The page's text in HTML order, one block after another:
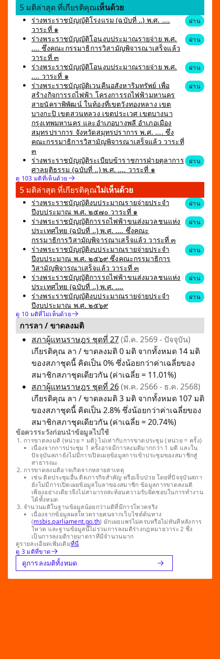
5 มติล่าสุด ที่เกียรติคุณเห็นด้วย
ร่างพระราชบัญญัติโรงแรม (ฉบับที่ ..) พ.ศ. ....
วาระที่ ๑
ผ่าน
ร่างพระราชบัญญัติโอนงบประมาณรายจ่าย พ.ศ.
.... ซึ่งคณะกรรมาธิการวิสามัญพิจารณาเสร็จแล้ว
วาระที่ ๓
ผ่าน
ร่างพระราชบัญญัติโอนงบประมาณรายจ่าย พ.ศ.
.... วาระที่ ๑
ผ่าน
ร่างพระราชบัญญัติเวนคืนอสังหาริมทรัพย์ เพื่อ
สร้างกิจการรถไฟฟ้า โครงการรถไฟฟ้ามหานคร
สายนัคราพิพัฒน์ ในท้องที่เขตวังทองหลาง เขต
บางกะปิ เขตสวนหลวง เขตประเวศ เขตบางนา
กรุงเทพมหานคร และอำเภอบางพลี อำเภอเมือง
สมุทรปราการ จังหวัดสมุทรปราการ พ.ศ. .... ซึ่ง
คณะกรรมาธิการวิสามัญพิจารณาเสร็จแล้ว วาระที่
๓
ผ่าน
ร่างพระราชบัญญัติระเบียบข้าราชการฝ่ายตุลาการ
ศาลยุติธรรม (ฉบับที่ ..) พ.ศ. .... วาระที่ ๑
ผ่าน
ดู 103 มติที่เห็นด้วย
5 มติล่าสุด ที่เกียรติคุณไม่เห็นด้วย
ร่างพระราชบัญญัติงบประมาณรายจ่ายประจำ
ปีงบประมาณ พ.ศ. ๒๕๗๐ วาระที่ ๑
ผ่าน
ร่างพระราชบัญญัติการรถไฟฟ้าขนส่งมวลชนแห่ง
ประเทศไทย (ฉบับที่ ..) พ.ศ. .... ซึ่งคณะ
กรรมาธิการวิสามัญพิจารณาเสร็จแล้ว วาระที่ ๓
ผ่าน
ร่างพระราชบัญญัติงบประมาณรายจ่ายประจำ
ปีงบประมาณ พ.ศ. ๒๕๖๙ ซึ่งคณะกรรมาธิการ
วิสามัญพิจารณาเสร็จแล้ว วาระที่ ๓
ผ่าน
ร่างพระราชบัญญัติการรถไฟฟ้าขนส่งมวลชนแห่ง
ประเทศไทย (ฉบับที่ ..) พ.ศ. ....
ผ่าน
ร่างพระราชบัญญัติงบประมาณรายจ่ายประจำ
ปีงบประมาณ พ.ศ. ๒๕๖๙
ผ่าน
ดู 10 มติที่ไม่เห็นด้วย
การลา / ขาดลงมติ
สภาผู้แทนราษฎร ชุดที่ 27(มี.ค. 2569 - ปัจจุบัน)
เกียรติคุณ ลา / ขาดลงมติ 0 มติ จากทั้งหมด 14 มติ
ของสภาชุดนี้ คิดเป็น 0% ซึ่งน้อยกว่าค่าเฉลี่ยของ
สมาชิกสภาชุดเดียวกัน (ค่าเฉลี่ย = 11.01%)
สภาผู้แทนราษฎร ชุดที่ 26(พ.ค. 2566 - ธ.ค. 2568)
เกียรติคุณ ลา / ขาดลงมติ 3 มติ จากทั้งหมด 107 มติ
ของสภาชุดนี้ คิดเป็น 2.8% ซึ่งน้อยกว่าค่าเฉลี่ยของ
สมาชิกสภาชุดเดียวกัน (ค่าเฉลี่ย = 20.74%)
ข้อควรระวังก่อนนำข้อมูลไปใช้
การขาดลงมติ (หน่วย = มติ) ไม่เท่ากับการขาดประชุม (หน่วย = ครั้ง)
เนื่องจากการประชุม 1 ครั้งอาจมีการลงมติมากกว่า 1 มติ และใน
ปัจจุบันสภายังไม่มีการเปิดเผยข้อมูลการเข้าประชุมของสมาชิกสู่
สาธารณะ
การขาดลงมติอาจเกิดจากหลายสาเหตุ
เช่น ติดประชุมอื่น ติดภารกิจสำคัญ หรือเจ็บป่วย โดยที่ปัจจุบันสภา
ยังไม่มีการเปิดเผยข้อมูลใบลาของสมาชิก ข้อมูลการขาดลงมติ
เพียงอย่างเดียวจึงไม่สามารถสะท้อนความรับผิดชอบในการทำงาน
ได้ทั้งหมด
จำนวนมติในฐานข้อมูลน้อยกว่ามติที่มีการโหวตจริง
เนื่องจากข้อมูลผลโหวตรายคนจากเว็บไซต์ต้นทาง
(msbis.parliament.go.th) มักเผยแพร่ไม่ครบหรือไม่ทันทีหลังการ
โหวต และฐานข้อมูลนี้ไม่รวมการลงมติร่างกฎหมายวาระ 2 ซึ่ง
เป็นการลงมติรายมาตราที่มีจำนวนมาก
ดูรายละเอียดเพิ่มเติมที่นี่
ดู 3 มติที่ขาด
ดูการลงมติทั้งหมด